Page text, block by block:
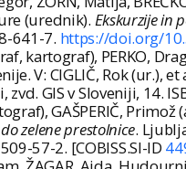
(urednik). Ekskurzije in
641-7. https://doi.org/
kartograf), PERKO,
V: CIGLIČ, Rok (ur.), et
GIS v Sloveniji, 14.
GAŠPERIČ,
zelene prestolnice.
57-2. [COBISS.SI-ID